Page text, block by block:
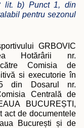
lit. b) Punct 1, din
pentru sezonul
GRBOVIC
Hotărârii nr.
Comisia de
si executorie în
din Dosarul nr.
Centrală de
BUCUREȘTI,
act de documentele
București și de